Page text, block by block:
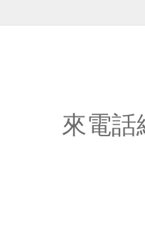
來電話